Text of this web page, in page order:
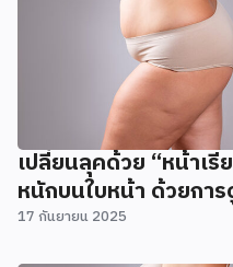
เปลี่ยนลุคด้วย “หน้าเรี
หนักบนใบหน้า ด้วยการ
17 กันยายน 2025